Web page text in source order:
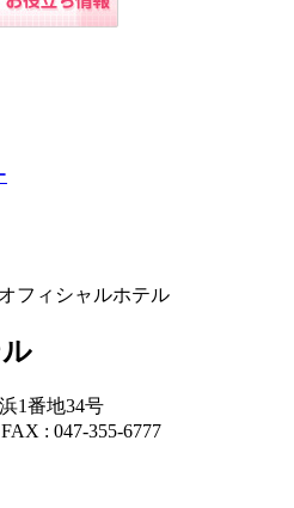
フィシャルホテル
1番地34号
FAX : 047-355-6777